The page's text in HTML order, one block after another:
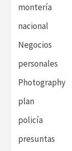
montería
nacional
Negocios
personales
Photography
plan
policía
presuntas